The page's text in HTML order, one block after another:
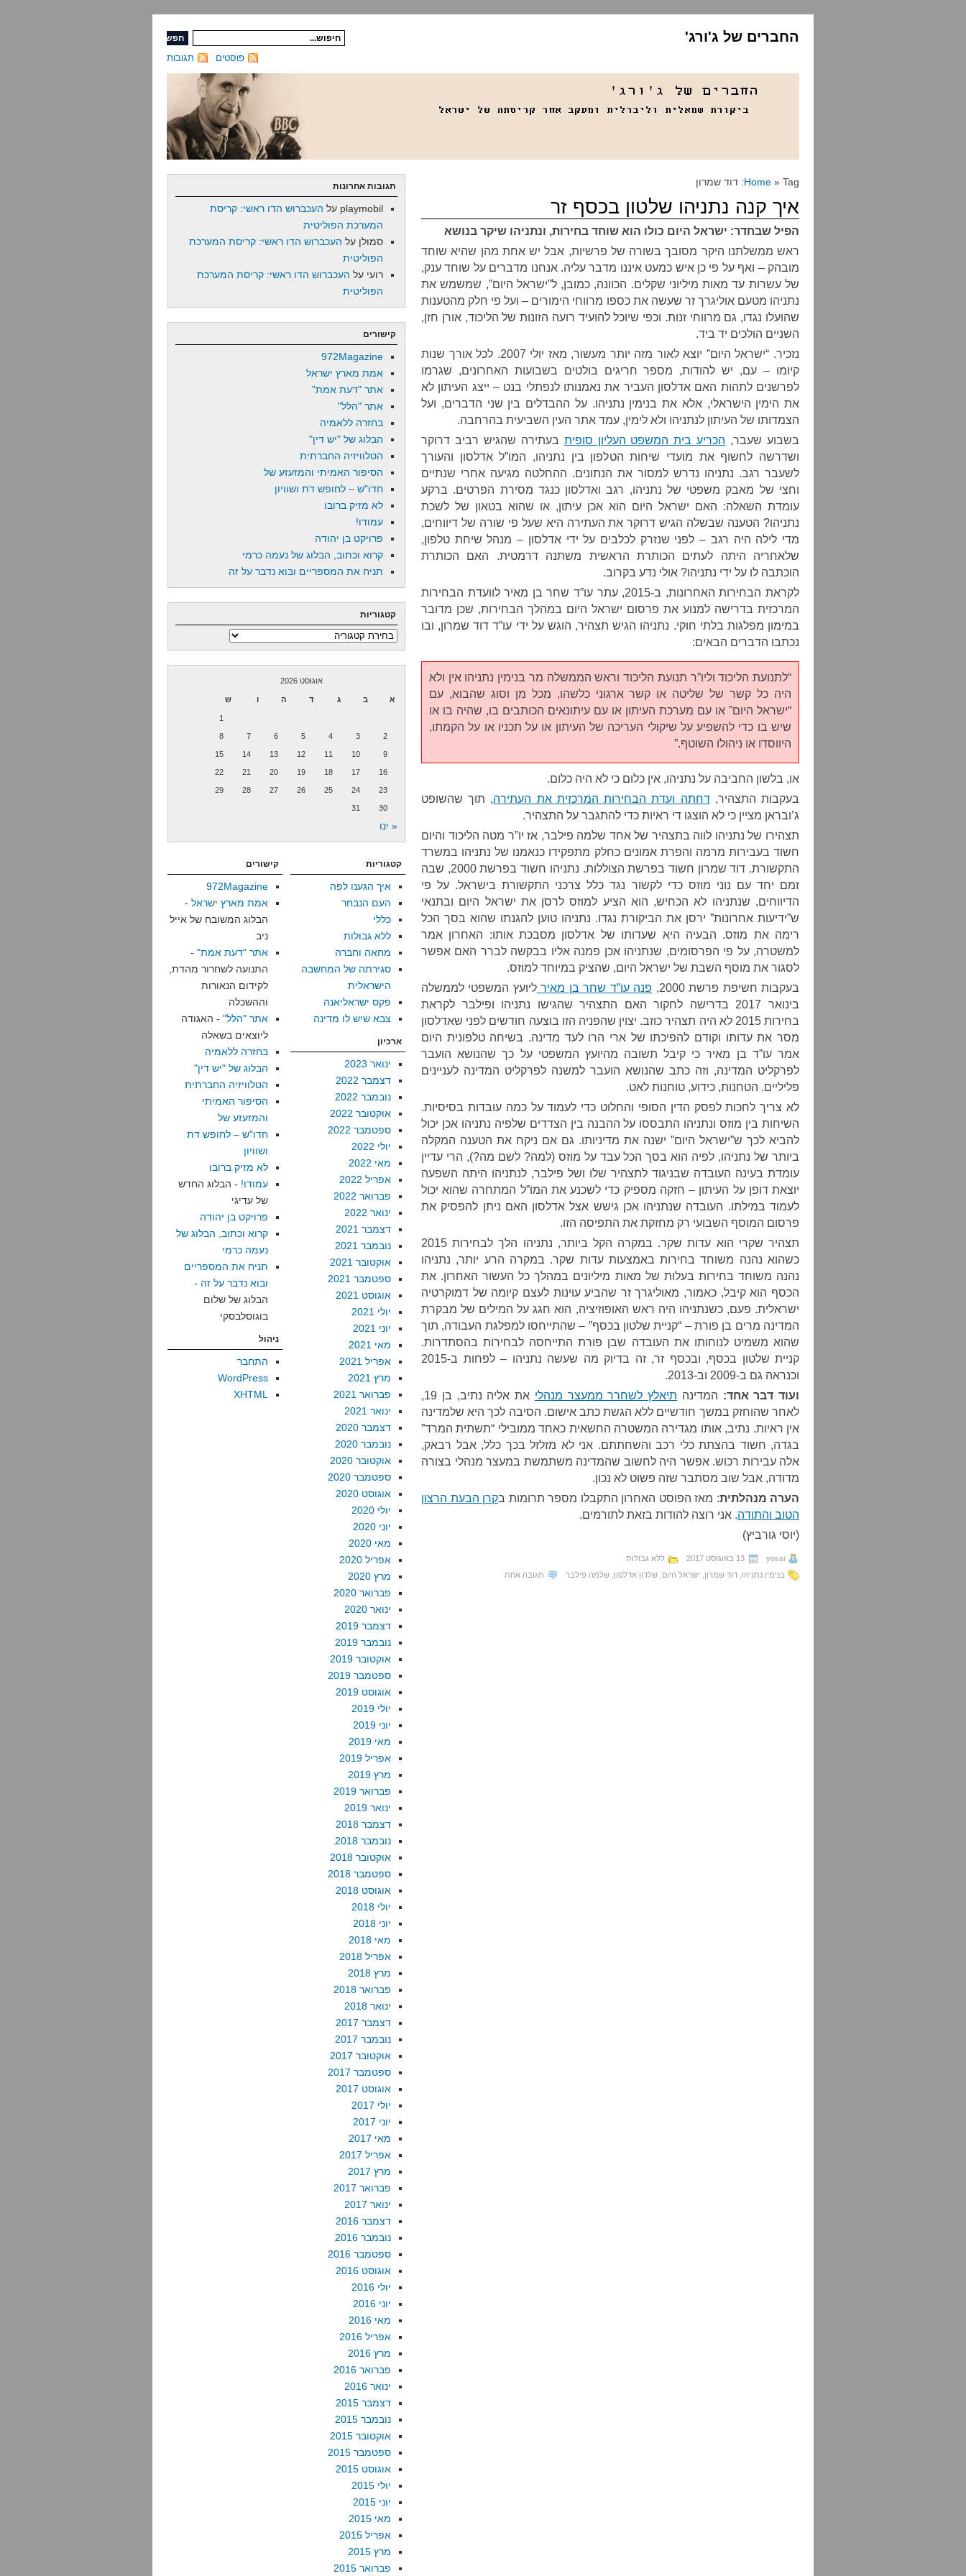
החברים של ג'ורג'
תגובות פוסטים
Home » Tag: דוד שמרון
איך קנה נתניהו שלטון בכסף זר
הפיל שבחדר: ישראל היום כולו הוא שוחד בחירות, ונתניהו שיקר בנושא
ראש ממשלתנו היקר מסובך בשורה של פרשיות, אבל יש אחת מהן שהיא שוחד
מובהק – ואף על פי כן איש כמעט איננו מדבר עליה. אנחנו מדברים על שוחד ענק,
של עשרות עד מאות מיליוני שקלים. הכוונה, כמובן, ל”ישראל היום”, שמשמש את
נתניהו מטעם אוליגרך זר שעשה את כספו מרווחי הימורים – ועל פי חלק מהטענות
שהועלו נגדו, גם מרווחי זנות. וכפי שיוכל להועיד רועה הזונות של הליכוד, אורן חזן,
השניים הולכים יד ביד.
נזכיר. “ישראל היום” יוצא לאור מזה יותר מעשור, מאז יולי 2007. לכל אורך שנות
קיומו – עם, יש להודות, מספר חריגים בולטים בשבועות האחרונים, שגרמו
לפרשנים לתהות האם אדלסון העביר את נאמנותו לנפתלי בנט – ייצג העיתון לא
את הימין הישראלי, אלא את בנימין נתניהו. על ההבדלים בין שני הדברים, ועל
הצמדותו של העיתון לנתניהו ולא לימין, עמד אתר העין השביעית בהרחבה.
בשבוע שעבר, הכריע בית המשפט העליון סופית בעתירה שהגיש רביב דרוקר
ושדרשה לחשוף את מועדי שיחות הטלפון בין נתניהו, המו”ל אדלסון והעורך
לשעבר רגב. נתניהו נדרש למסור את הנתונים. ההחלטה מגיעה אחרי שנתיים
וחצי של מאבק משפטי של נתניהו, רגב ואדלסון כנגד מסירת הפרטים. ברקע
עומדת השאלה: האם ישראל היום הוא אכן עיתון, או שהוא בטאון של לשכת
נתניהו? הטענה שבשלה הגיש דרוקר את העתירה היא שעל פי שורה של דיווחים,
מדי לילה היה רגב – לפני שנזרק לכלבים על ידי אדלסון – מנהל שיחת טלפון,
שלאחריה היתה לעתים הכותרת הראשית משתנה דרמטית. האם הכותרת
הוכתבה לו על ידי נתניהו? אולי נדע בקרוב.
לקראת הבחירות האחרונות, ב-2015, עתר עו”ד שחר בן מאיר לוועדת הבחירות
המרכזית בדרישה למנוע את פרסום ישראל היום במהלך הבחירות, שכן מדובר
במימון מפלגות בלתי חוקי. נתניהו הגיש תצהיר, הוגש על ידי עו”ד דוד שמרון, ובו
נכתבו הדברים הבאים:
“לתנועת הליכוד וליו”ר תנועת הליכוד וראש הממשלה מר בנימין נתניהו אין ולא
היה כל קשר של שליטה או קשר ארגוני כלשהו, מכל מן וסוג שהבוא, עם
“ישראל היום” או עם מערכת העיתון או עם עיתונאים הכותבים בו, שהיה בו או
שיש בו כדי להשפיע על שיקולי העריכה של העיתון או על תכניו או על הקמתו,
היווסדו או ניהולו השוטף.”
או, בלשון החביבה על נתניהו, אין כלום כי לא היה כלום.
בעקבות התצהיר,דחתה ועדת הבחירות המרכזית את העתירה, תוך שהשופט
ג’ובראן מציין כי לא הוצגו די ראיות כדי להתגבר על התצהיר.
תצהירו של נתניהו לווה בתצהיר של אחד שלמה פילבר, אז יו”ר מטה הליכוד והיום
חשוד בעבירות מרמה והפרת אמונים כחלק מתפקידו כנאמנו של נתניהו במשרד
התקשורת. דוד שמרון חשוד בפרשת הצוללות. נתניהו חשוד בפרשת 2000, שבה
זמם יחד עם נוני מוזס כדי לקשור נגד כלל צרכני התקשורת בישראל. על פי
הדיווחים, שנתניהו לא הכחיש, הוא הציע למוזס לרסן את ישראל היום ובתנאי
ש”ידיעות אחרונות” ירסן את הביקורת נגדו. נתניהו טוען להגנתו שהוא בסך הכל
רימה את מוזס. הבעיה היא שעדותו של אדלסון מסבכת אותו: האחרון אמר
למשטרה, על פי הפרסומים, שנתניהו אכן פמנה אליו בבקשה לברר האם אפשר
לסגור את מוסף השבת של ישראל היום, שהציק במיוחד למוזס.
בעקבות חשיפת פרשת 2000,
פנה עו”ד שחר בן מאירליועץ המשפטי לממשלה
בינואר 2017 בדרישה לחקור האם התצהיר שהגישו נתניהו ופילבר לקראת
בחירות 2015 לא היה תצהיר כוזב. יצוין שהפניה הזו בוצעה חודשים לפני שאדלסון
מסר את עדותו וקודם להפיכתו של ארי הרו לעד מדינה. בשיחה טלפונית היום
אמר עו”ד בן מאיר כי קיבל תשובה מהיועץ המשפטי על כך שהנושא הועבר
לפרקליט המדינה, וזה כתב שהנושא הועבר למשנה לפרקליט המדינה לעניינים
פליליים. הטחנות, כידוע, טוחנות לאט.
לא צריך לחכות לפסק הדין הסופי והחלוט כדי לעמוד על כמה עובדות בסיסיות.
השיחות בין מוזס ונתניהו התבססו על ההבנה בין הצדדים שלפיה נתניהו אכן יכול
להביא לכך ש”ישראל היום” ישנה את מדיניותו. גם אם ניקח את הטענה המקלה
ביותר של נתניהו, לפיה הוא בסך הכל עבד על מוזס (למה? לשם מה?), הרי עדיין
עומדת בעינה העובדה שבניגוד לתצהיר שלו ושל פילבר, לנתניהו היתה השפעה
יוצאת דופן על העיתון – חזקה מספיק כדי לשכנע את המו”ל המתחרה שהוא יכול
לעמוד במילתו. העובדה שנתניהו אכן גישש אצל אדלסון האם ניתן להפסיק את
פרסום המוסף השבועי רק מחזקת את התפיסה הזו.
תצהיר שקרי הוא עדות שקר. במקרה הקל ביותר, נתניהו הלך לבחירות 2015
כשהוא נהנה משוחד בחירות באמצעות עדות שקר. במקרה הרע יותר, נתניהו
נהנה משוחד בחירות בעלות של מאות מיליונים במהלך כל העשור האחרון. את
הכסף הוא קיבל, כאמור, מאוליגרך זר שהביע עוינות לעצם קיומה של דמוקרטיה
ישראלית. פעם, כשנתניהו היה ראש האופוזיציה, הוא חגג על המילים של מבקרת
המדינה מרים בן פורת – “קניית שלטון בכסף” – שהתייחסו למפלגת העבודה, תוך
שהוא משמיט לנוחותו את העובדה שבן פורת התייחסה לבחירות בהסתדרות.
קניית שלטון בכסף, ובכסף זר, זה בדיוק מה שעשה נתניהו – לפחות ב-2015
וכנראה גם ב-2009 וב-2013.
ועוד דבר אחד: המדינה תיאלץ לשחרר ממעצר מנהלי
את אליה נתיב, בן 19,
לאחר שהוחזק במשך חודשיים ללא הגשת כתב אישום. הסיבה לכך היא שלמדינה
אין ראיות. נתיב, אותו מגדירה המשטרה החשאית כאחד ממובילי “תשתית המרד”
בגדה, חשוד בהצתת כלי רכב והשחתתם. אני לא מזלזל בכך כלל, אבל רבאק,
אלה עבירות רכוש. אפשר היה לחשוב שהמדינה משתמשת במעצר מנהלי בצורה
מדודה, אבל שוב מסתבר שזה פשוט לא נכון.
הערה מנהלתית: מאז הפוסט האחרון התקבלו מספר תרומות בקרן הבעת הרצון
הטוב והתודה. אני רוצה להודות בזאת לתורמים.
(יוסי גורביץ)
yossi 13 באוגוסט 2017
ללא גבולות
בנימין נתניהו דוד שמרון ישראל היום שלדון אדלסון שלמה פילבר תגובה אחת
תגובות אחרונות
playmobil על העכברוש הדו ראשי: קריסת
המערכת הפוליטית
סמולן על העכברוש הדו ראשי: קריסת המערכת
הפוליטית
רועי על העכברוש הדו ראשי: קריסת המערכת
הפוליטית
קישורים
972Magazine
אמת מארץ ישראל
אתר "דעת אמת"
אתר "הלל"
בחזרה ללאמיה
הבלוג של "יש דין"
הטלוויזיה החברתית
הסיפור האמיתי והמזעזע של
חדו"ש – לחופש דת ושוויון
לא מזיק ברובו
עמודו!
פרויקט בן יהודה
קרוא וכתוב, הבלוג של נעמה כרמי
תניח את המספריים ובוא נדבר על זה
קטגוריות
קטגוריות
אוגוסט 2026
א ב ג ד ה ו ש
1
2
3
4
5
6
7
8
9
10
11
12
13
14
15
16
17
18
19
20
21
22
23
24
25
26
27
28
29
30
31
« ינו
קטגוריות
איך הגענו לפה
העם הנבחר
כללי
ללא גבולות
מחאה וחברה
סגירתה של המחשבה
הישראלית
פקס ישראליאנה
צבא שיש לו מדינה
ארכיון
ינואר 2023
דצמבר 2022
נובמבר 2022
אוקטובר 2022
ספטמבר 2022
יולי 2022
מאי 2022
אפריל 2022
פברואר 2022
ינואר 2022
דצמבר 2021
נובמבר 2021
אוקטובר 2021
ספטמבר 2021
אוגוסט 2021
יולי 2021
יוני 2021
מאי 2021
אפריל 2021
מרץ 2021
פברואר 2021
ינואר 2021
דצמבר 2020
נובמבר 2020
אוקטובר 2020
ספטמבר 2020
אוגוסט 2020
יולי 2020
יוני 2020
מאי 2020
אפריל 2020
מרץ 2020
פברואר 2020
ינואר 2020
דצמבר 2019
נובמבר 2019
אוקטובר 2019
ספטמבר 2019
אוגוסט 2019
יולי 2019
יוני 2019
מאי 2019
אפריל 2019
מרץ 2019
פברואר 2019
ינואר 2019
דצמבר 2018
נובמבר 2018
אוקטובר 2018
ספטמבר 2018
אוגוסט 2018
יולי 2018
יוני 2018
מאי 2018
אפריל 2018
מרץ 2018
פברואר 2018
ינואר 2018
דצמבר 2017
נובמבר 2017
אוקטובר 2017
ספטמבר 2017
אוגוסט 2017
יולי 2017
יוני 2017
מאי 2017
אפריל 2017
מרץ 2017
פברואר 2017
ינואר 2017
דצמבר 2016
נובמבר 2016
ספטמבר 2016
אוגוסט 2016
יולי 2016
יוני 2016
מאי 2016
אפריל 2016
מרץ 2016
פברואר 2016
ינואר 2016
דצמבר 2015
נובמבר 2015
אוקטובר 2015
ספטמבר 2015
אוגוסט 2015
יולי 2015
יוני 2015
מאי 2015
אפריל 2015
מרץ 2015
פברואר 2015
קישורים
972Magazine
אמת מארץ ישראל -
הבלוג המשובח של אייל
ניב
אתר "דעת אמת" -
התנועה לשחרור מהדת,
לקידום הנאורות
וההשכלה
אתר "הלל" - האגודה
ליוצאים בשאלה
בחזרה ללאמיה
הבלוג של "יש דין"
הטלוויזיה החברתית
הסיפור האמיתי
והמזעזע של
חדו"ש – לחופש דת
ושוויון
לא מזיק ברובו
עמודו! - הבלוג החדש
של עדיגי
פרויקט בן יהודה
קרוא וכתוב, הבלוג של
נעמה כרמי
תניח את המספריים
ובוא נדבר על זה -
הבלוג של שלום
בוגוסלבסקי
ניהול
התחבר
WordPress
XHTML